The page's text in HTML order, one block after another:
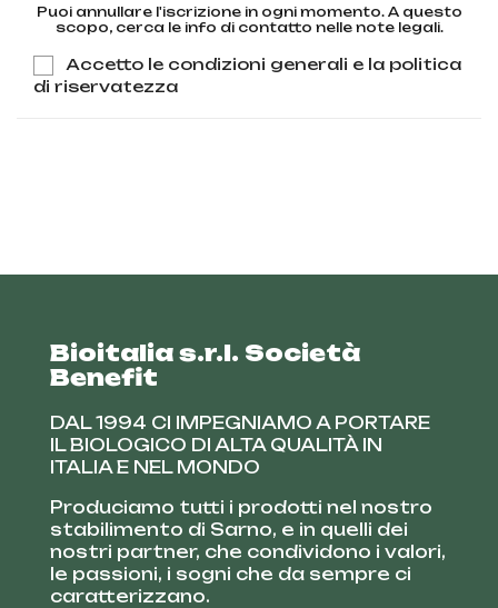
Puoi annullare l'iscrizione in ogni momento. A questo
scopo, cerca le info di contatto nelle note legali.
Accetto le condizioni generali e la politica
di riservatezza
Bioitalia s.r.l. Società
Benefit
DAL 1994 CI IMPEGNIAMO A PORTARE
IL BIOLOGICO DI ALTA QUALITÀ IN
ITALIA E NEL MONDO
Produciamo tutti i prodotti nel nostro
stabilimento di Sarno, e in quelli dei
nostri partner, che condividono i valori,
le passioni, i sogni che da sempre ci
caratterizzano.